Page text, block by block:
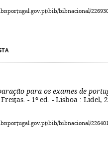
bib/bibnacional/
para os exames de
- 1ª ed. - Lisboa : Lidel,
bib/bibnacional/